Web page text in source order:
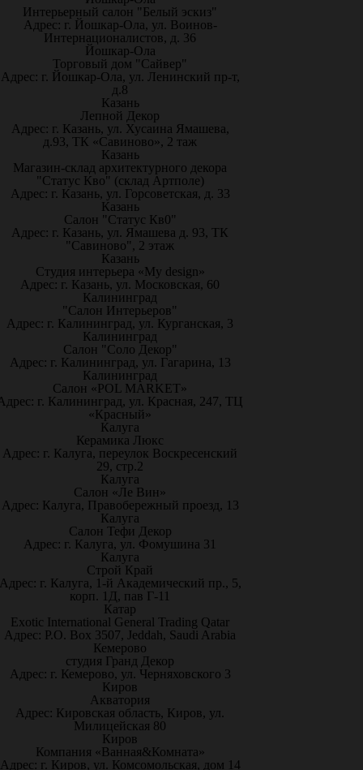
Интерьерный салон "Белый эскиз"
Адрес: г. Йошкар-Ола, ул. Воинов-
Интернационалистов, д. 36
Йошкар-Ола
Торговый дом "Сайвер"
Адрес: г. Йошкар-Ола, ул. Ленинский пр-т,
д.8
Казань
Лепной Декор
Адрес: г. Казань, ул. Хусаина Ямашева,
д.93, ТК «Савиново», 2 таж
Казань
Магазин-склад архитектурного декора
"Статус Кво" (склад Артполе)
Адрес: г. Казань, ул. Горсоветская, д. 33
Казань
Салон "Статус Кв0"
Адрес: г. Казань, ул. Ямашева д. 93, ТК
"Савиново", 2 этаж
Казань
Студия интерьера «My design»
Адрес: г. Казань, ул. Московская, 60
Калининград
"Салон Интерьеров"
Адрес: г. Калининград, ул. Курганская, 3
Калининград
Салон "Соло Декор"
Адрес: г. Калининград, ул. Гагарина, 13
Калининград
Салон «POL MARKET»
г. Калининград, ул. Красная, 247, ТЦ
«Красный»
Калуга
Керамика Люкс
Адрес: г. Калуга, переулок Воскресенский
29, стр.2
Калуга
Салон «Ле Вин»
Адрес: Калуга, Правобережный проезд, 13
Калуга
Салон Тефи Декор
Адрес: г. Калуга, ул. Фомушина 31
Калуга
Строй Край
г. Калуга, 1-й Академический пр., 5,
корп. 1Д, пав Г-11
Катар
Exotic International General Trading Qatar
Адрес: P.O. Box 3507, Jeddah, Saudi Arabia
Кемерово
студия Гранд Декор
Адрес: г. Кемерово, ул. Черняховского 3
Киров
Акватория
Адрес: Кировская область, Киров, ул.
Милицейская 80
Киров
Компания «Ванная&Комната»
Адрес: г. Киров, ул. Комсомольская, дом 14